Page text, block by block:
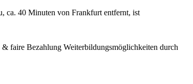
ca. 40 Minuten von Frankfurt entfernt, ist
faire Bezahlung Weiterbildungsmöglichkeiten durch